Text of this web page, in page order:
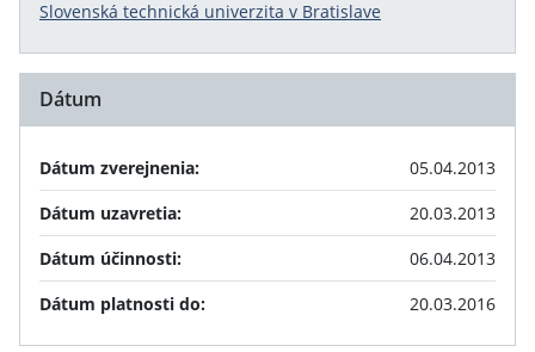
Slovenská technická univerzita v Bratislave
Dátum
Dátum zverejnenia:
05.04.2013
Dátum uzavretia:
20.03.2013
Dátum účinnosti:
06.04.2013
Dátum platnosti do:
20.03.2016